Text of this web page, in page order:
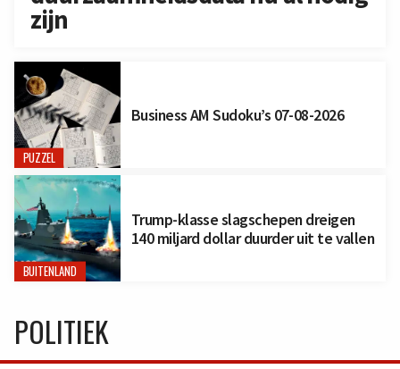
zijn
PUZZEL
Business AM Sudoku’s 07-08-2026
BUITENLAND
Trump-klasse slagschepen dreigen
140 miljard dollar duurder uit te vallen
POLITIEK